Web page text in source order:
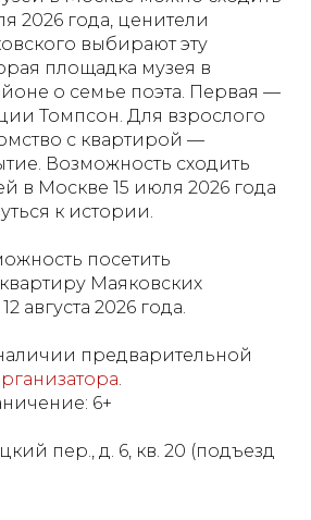
2026 года, ценители
выбирают эту
площадка музея в
о семье поэта. Первая —
Томпсон. Для взрослого
с квартирой —
Возможность сходить
в Москве 15 июля 2026 года
к истории.
посетить
Маяковских
августа 2026 года.
предварительной
6+
пер., д. 6, кв. 20 (подъезд